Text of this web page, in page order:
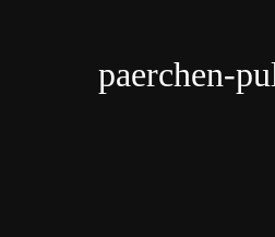
paerchen-